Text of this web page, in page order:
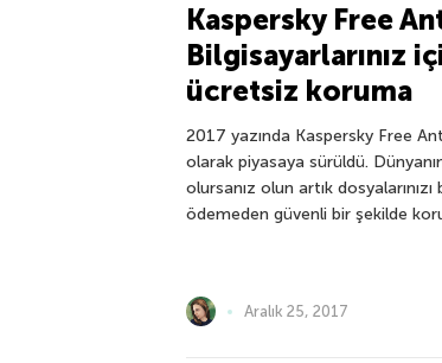
Kaspersky Free
Bilgisayarlarınız
ücretsiz koruma
2017 yazında Kaspersky Free
olarak piyasaya sürüldü.
olursanız olun artık
ödemeden güvenli bir şekilde
Aralık 25, 2017